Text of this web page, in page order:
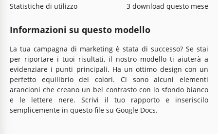
Statistiche di utilizzo
3 download questo mese
Informazioni su questo modello
La tua campagna di marketing è stata di successo? Se stai
per riportare i tuoi risultati, il nostro modello ti aiuterà a
evidenziare i punti principali. Ha un ottimo design con un
perfetto equilibrio dei colori. Ci sono alcuni elementi
arancioni che creano un bel contrasto con lo sfondo bianco
e le lettere nere. Scrivi il tuo rapporto e inseriscilo
semplicemente in questo file su Google Docs.